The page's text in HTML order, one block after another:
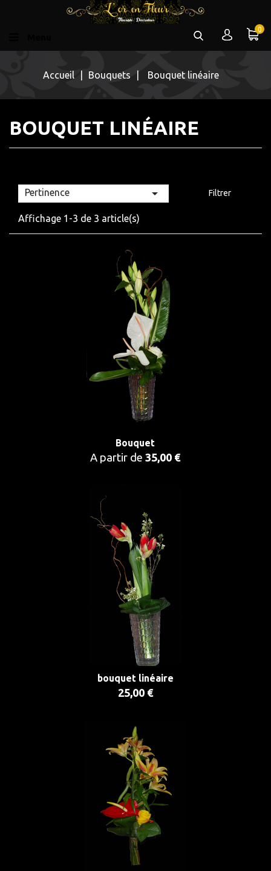
0
Accueil Bouquets Bouquet linéaire
BOUQUET LINÉAIRE
Pertinence  Filtrer
Affichage 1-3 de 3 article(s)
Bouquet
A partir de 35,00 €
bouquet linéaire
25,00 €